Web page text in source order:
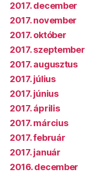
2017. december
2017. november
2017. október
2017. szeptember
2017. augusztus
2017. július
2017. június
2017. április
2017. március
2017. február
2017. január
2016. december